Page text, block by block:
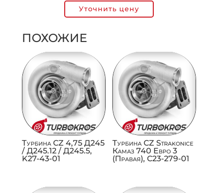
Уточнить цену
ПОХОЖИЕ
Турбина CZ 4,75 Д245
/ Д245.12 / Д245.5,
K27-43-01
Турбина CZ Strakonice
Камаз 740 Евро 3
(Правая), C23-279-01